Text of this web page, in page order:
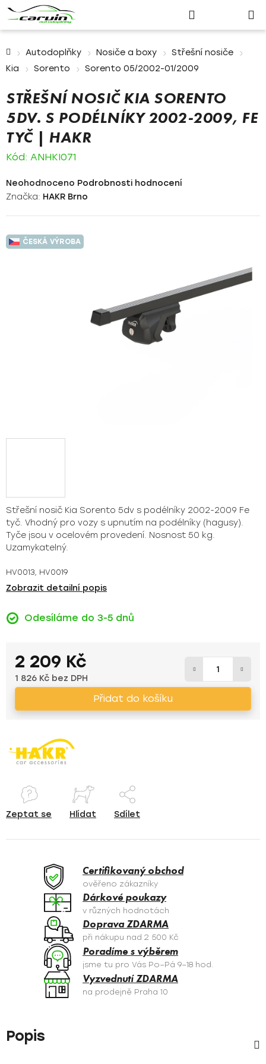
Přihlášení
košík
Autodoplňky Nosiče a boxy
Střešní nosiče
Kia
Sorento Sorento 05/2002-01/2009
Střešní nosič Kia Sorento 5dv s podélníky 2002-2009 Fe
tyč. Vhodný pro vozy s upnutím na podélníky (hagusy).
Tyče jsou v ocelovém provedení. Nosnost 50 kg.
Uzamykatelný.
HV0013, HV0019
Zobrazit detailní popis
Odesíláme do 3-5 dnů
2 209 Kč
1 826 Kč bez DPH
Přidat do košíku
Zeptat se Hlídat Sdílet
STŘEŠNÍ NOSIČ KIA SORENTO
5DV. S PODÉLNÍKY 2002-2009, FE
TYČ | HAKR
Kód: ANHKI071
Průměrné
hodnocení
0,0
z
Neohodnoceno Podrobnosti hodnocení
Značka: HAKR Brno
ČESKÁ VÝROBA
Certifikovaný obchod
ověřeno zákazníky
Dárkové poukazy
v různých hodnotách
Doprava ZDARMA
při nákupu nad 2 500 Kč
Poradíme s výběrem
jsme tu pro Vás Po–Pá 9–18 hod.
Vyzvednutí ZDARMA
na prodejně Praha 10
Popis